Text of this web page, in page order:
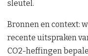
sleutel.
Bronnen en context:
recente uitspraken
CO2-heffingen